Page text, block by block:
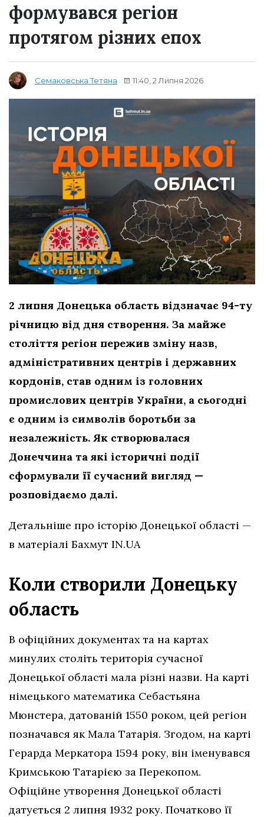
формувався регіон
протягом різних епох
Семаковська Тетяна 11:40, 2 Липня 2026
2 липня Донецька область відзначає 94-ту
річницю від дня створення. За майже
століття регіон пережив зміну назв,
адміністративних центрів і державних
кордонів, став одним із головних
промислових центрів України, а сьогодні
є одним із символів боротьби за
незалежність. Як створювалася
Донеччина та які історичні події
сформували її сучасний вигляд —
розповідаємо далі.
Детальніше про історію Донецької області —
в матеріалі Бахмут IN.UA
Коли створили Донецьку
область
В офіційних документах та на картах
минулих століть територія сучасної
Донецької області мала різні назви. На карті
німецького математика Себастьяна
Мюнстера, датованій 1550 роком, цей регіон
позначався як Мала Татарія. Згодом, на карті
Герарда Меркатора 1594 року, він іменувався
Кримською Татарією за Перекопом.
Офіційне утворення Донецької області
датується 2 липня 1932 року. Початково її